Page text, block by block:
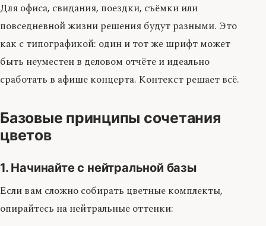
Для офиса, свидания, поездки, съёмки или
повседневной жизни решения будут разными. Это
как с типографикой: один и тот же шрифт может
быть неуместен в деловом отчёте и идеально
сработать в афише концерта. Контекст решает всё.
Базовые принципы сочетания
цветов
1. Начинайте с нейтральной базы
Если вам сложно собирать цветные комплекты,
опирайтесь на нейтральные оттенки: